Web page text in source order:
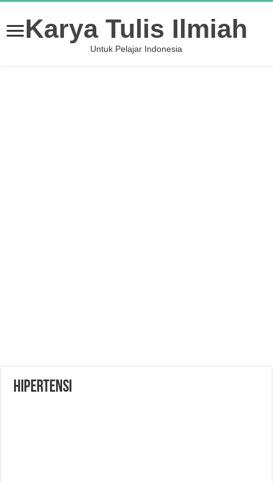
Karya Tulis Ilmiah
Untuk Pelajar Indonesia
HIPERTENSI